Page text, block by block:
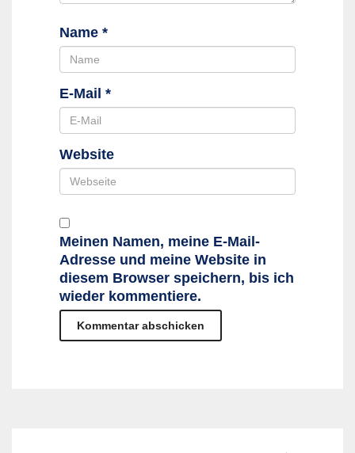
Name *
E-Mail *
Website
Meinen Namen, meine E-Mail-
Adresse und meine Website in
diesem Browser speichern, bis ich
wieder kommentiere.